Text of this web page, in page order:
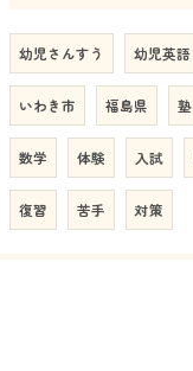
幼児さんすう 幼児英語
いわき市 福島県 塾
数学 体験 入試
復習 苦手 対策